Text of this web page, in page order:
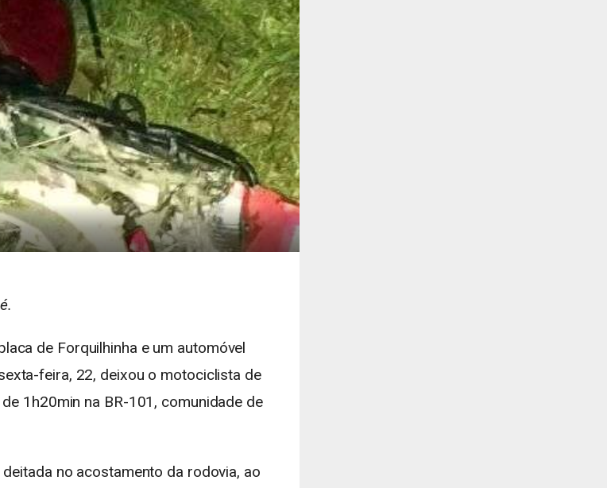
de Forquilhinha e um automóvel
feira, 22, deixou o motociclista de
1h20min na BR-101, comunidade de
no acostamento da rodovia, ao